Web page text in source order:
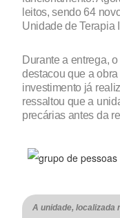
leitos, sendo 64
Unidade de Terapia
Durante a entrega,
destacou que a
investimento já
ressaltou que a
precárias antes da
A unidade, localizada